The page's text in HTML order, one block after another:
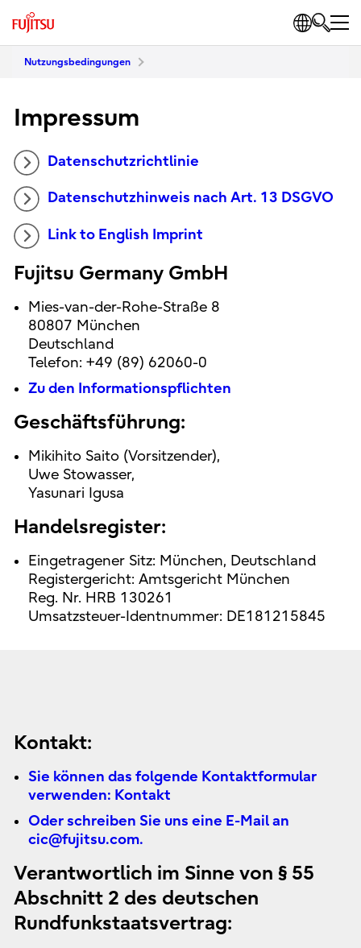
Nutzungsbedingungen
Impressum
Datenschutzrichtlinie
Datenschutzhinweis nach Art. 13 DSGVO
Link to English Imprint
Fujitsu Germany GmbH
Mies-van-der-Rohe-Straße 8
80807 München
Deutschland
Telefon: +49 (89) 62060-0
Zu den Informationspflichten
Geschäftsführung:
Mikihito Saito (Vorsitzender),
Uwe Stowasser,
Yasunari Igusa
Handelsregister:
Eingetragener Sitz: München, Deutschland
Registergericht: Amtsgericht München
Reg. Nr. HRB 130261
Umsatzsteuer-Identnummer: DE181215845
Kontakt:
Sie können das folgende Kontaktformular
verwenden: Kontakt
Oder schreiben Sie uns eine E-Mail an
cic@fujitsu.com.
Verantwortlich im Sinne von § 55
Abschnitt 2 des deutschen
Rundfunkstaatsvertrag: